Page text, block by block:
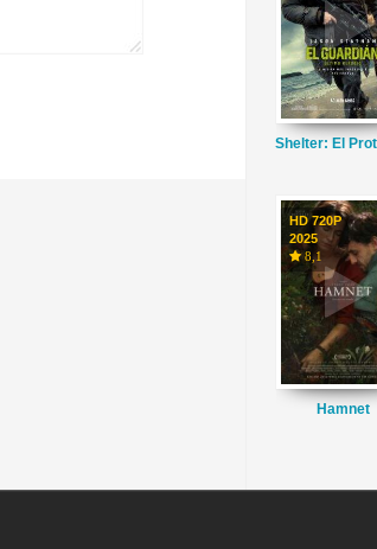
HD 720P
2025
8,1
Hamnet